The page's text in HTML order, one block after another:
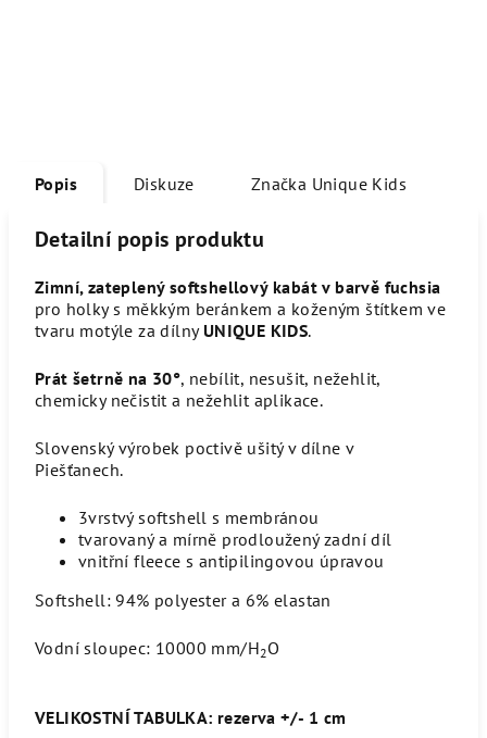
Popis Diskuze Značka Unique Kids
Detailní popis produktu
Zimní, zateplený softshellový kabát v barvě fuchsia
pro holky s měkkým beránkem a koženým štítkem ve
tvaru motýle za dílny UNIQUE KIDS.
Prát šetrně na 30°, nebílit, nesušit, nežehlit,
chemicky nečistit a nežehlit aplikace.
Slovenský výrobek poctivě ušitý v dílne v
Piešťanech.
3vrstvý softshell s membránou
tvarovaný a mírně prodloužený zadní díl
vnitřní fleece s antipilingovou úpravou
Softshell: 94% polyester a 6% elastan
Vodní sloupec: 10000 mm/H2O
VELIKOSTNÍ TABULKA: rezerva +/- 1 cm